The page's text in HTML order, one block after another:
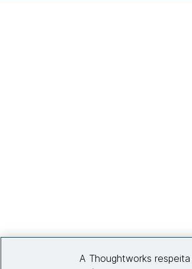
A Thoughtworks